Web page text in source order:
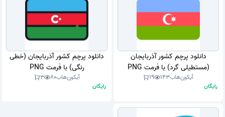
دانلود پرچم کشور آذربایجان
(مستطیلی گرد) با فرمت PNG
آیکون‌هاب143
19
رایگان
دانلود پرچم کشور آذربایجان (خطی
رنگی) با فرمت PNG
آیکون‌هاب80
3
رایگان